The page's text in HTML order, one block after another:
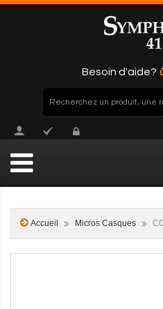
Besoin d'aide?
Accueil Micros Casques